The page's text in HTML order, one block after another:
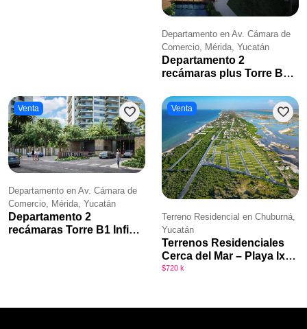
Departamento en Av. Cámara de
Comercio, Mérida, Yucatán
Departamento 2
recámaras plus Torre B1
Venta favorite
Departamento en Av. Cámara de
Comercio, Mérida, Yucatán
Departamento 2
recámaras Torre B1 Infiniti
Venta favorite
Terreno Residencial en Chuburná,
Yucatán
Terrenos Residenciales
Cerca del Mar – Playa Ixtul
Chuburná
$720 k